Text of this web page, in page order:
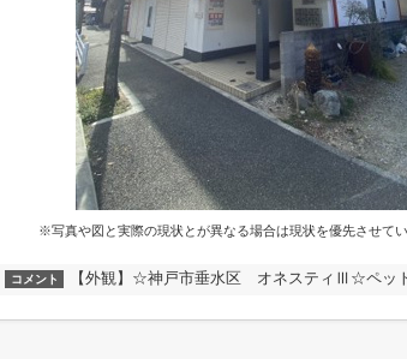
※写真や図と実際の現状とが異なる場合は現状を優先させて
コメント 【外観】☆神戸市垂水区 オネスティⅢ☆ペッ